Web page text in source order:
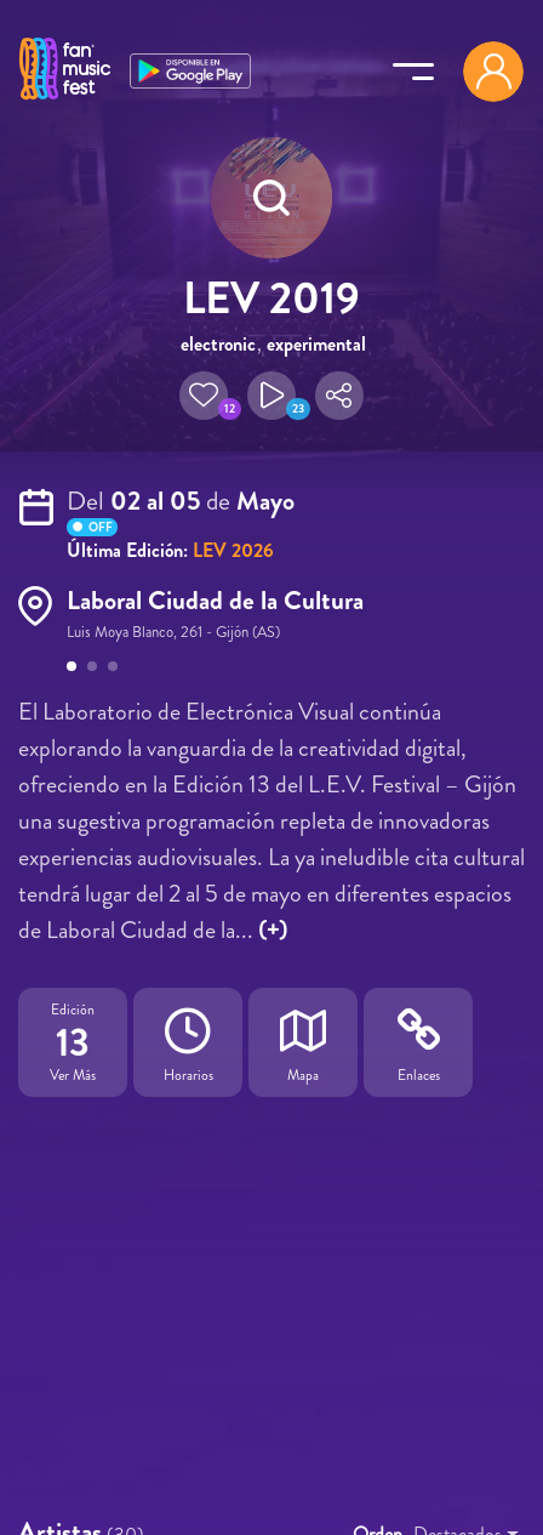
LEV 2019
electronic,experimental
,video
12 23
Del 02 al 05de Mayo
OFF
Última Edición: LEV 2026
Laboral Ciudad de la Cultura
Luis Moya Blanco, 261 - Gijón (AS)
Páginas
El Laboratorio de Electrónica Visual continúa
explorando la vanguardia de la creatividad digital,
ofreciendo en la Edición 13 del L.E.V. Festival – Gijón
una sugestiva programación repleta de innovadoras
experiencias audiovisuales. La ya ineludible cita cultural
tendrá lugar del 2 al 5 de mayo en diferentes espacios
de Laboral Ciudad de la... (+)
Edición
13
Ver Más Horarios Mapa Enlaces